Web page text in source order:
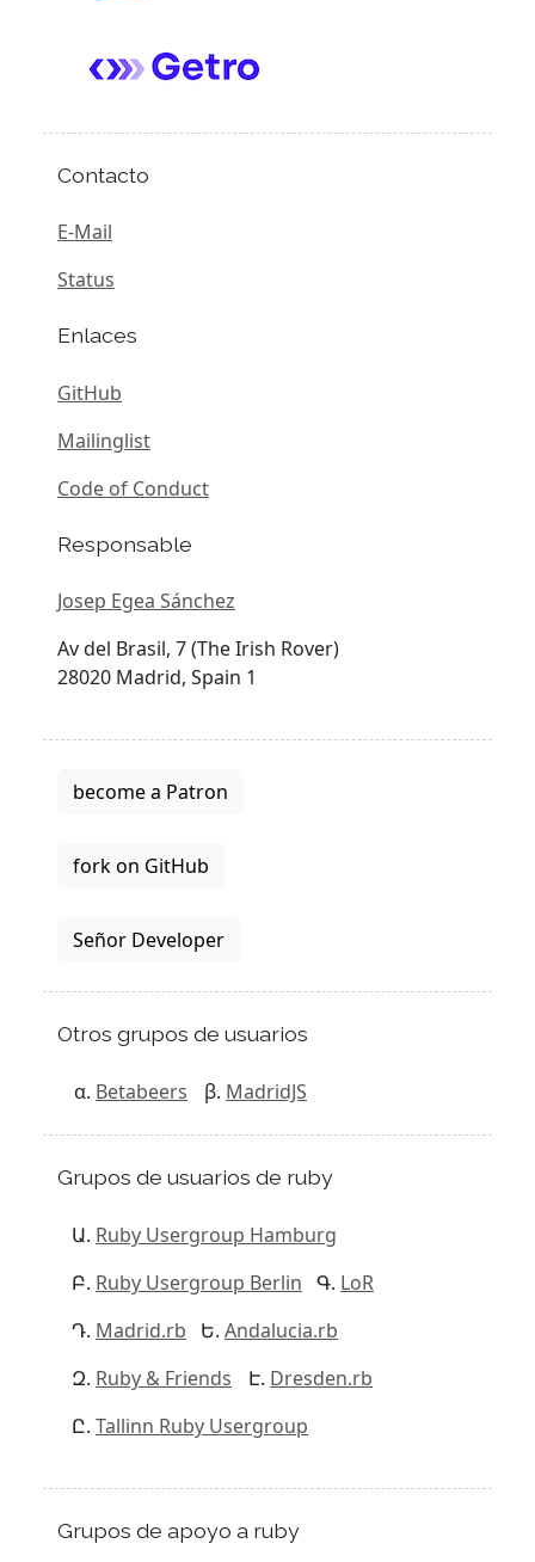
Contacto
E-Mail
Status
Enlaces
GitHub
Mailinglist
Code of Conduct
Responsable
Josep Egea Sánchez
Av del Brasil, 7 (The Irish Rover)
28020 Madrid, Spain 1
become a Patron
fork on GitHub
Señor Developer
Otros grupos de usuarios
Betabeers MadridJS
Grupos de usuarios de ruby
Ruby Usergroup Hamburg
Ruby Usergroup Berlin
LoR
Madrid.rb
Andalucia.rb
Ruby & Friends
Dresden.rb
Tallinn Ruby Usergroup
Grupos de apoyo a ruby